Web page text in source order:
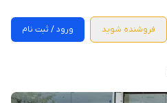
فروشنده شوید ورود / ثبت نام